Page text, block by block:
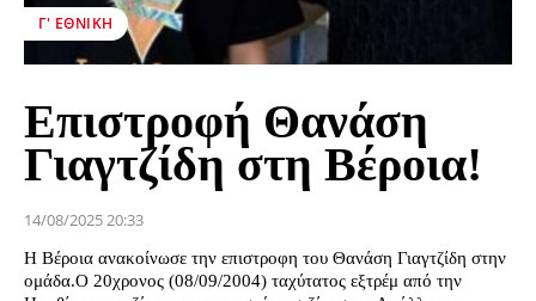
Γ' ΕΘΝΙΚΉ
Επιστροφή Θανάση
Γιαγτζίδη στη Βέροια!
14/08/2025 20:33
Η Βέροια ανακοίνωσε την επιστροφη του Θανάση Γιαγτζίδη στην
ομάδα.Ο 20χρονος (08/09/2004) ταχύτατος εξτρέμ από την